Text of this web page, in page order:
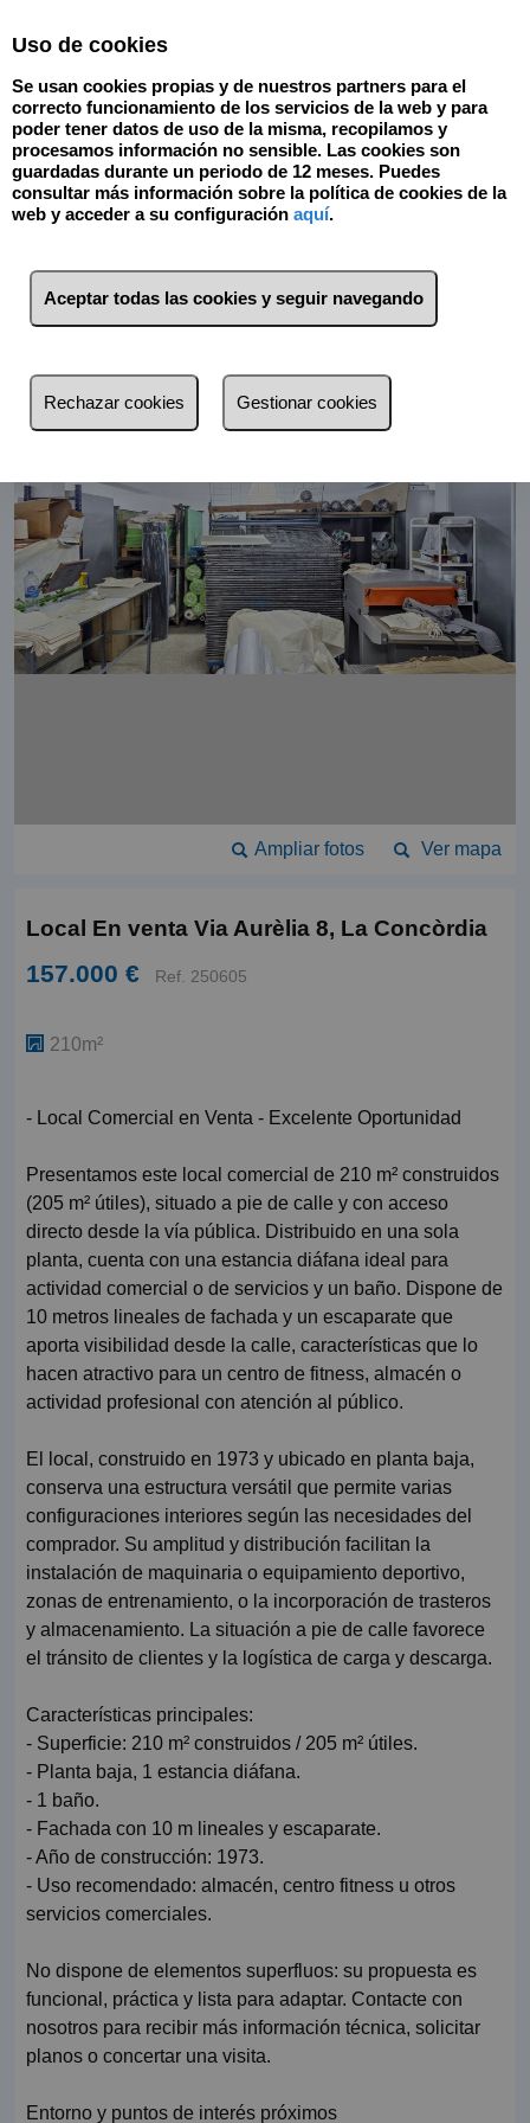
Ver mapa
Ampliar fotos
Local En venta Via Aurèlia 8, La Concòrdia
157.000 € Ref. 250605
210m²
- Local Comercial en Venta - Excelente Oportunidad
Presentamos este local comercial de 210 m² construidos
(205 m² útiles), situado a pie de calle y con acceso
directo desde la vía pública. Distribuido en una sola
planta, cuenta con una estancia diáfana ideal para
actividad comercial o de servicios y un baño. Dispone de
10 metros lineales de fachada y un escaparate que
aporta visibilidad desde la calle, características que lo
hacen atractivo para un centro de fitness, almacén o
actividad profesional con atención al público.
El local, construido en 1973 y ubicado en planta baja,
conserva una estructura versátil que permite varias
configuraciones interiores según las necesidades del
comprador. Su amplitud y distribución facilitan la
instalación de maquinaria o equipamiento deportivo,
zonas de entrenamiento, o la incorporación de trasteros
y almacenamiento. La situación a pie de calle favorece
el tránsito de clientes y la logística de carga y descarga.
Características principales:
- Superficie: 210 m² construidos / 205 m² útiles.
- Planta baja, 1 estancia diáfana.
- 1 baño.
- Fachada con 10 m lineales y escaparate.
- Año de construcción: 1973.
- Uso recomendado: almacén, centro fitness u otros
servicios comerciales.
No dispone de elementos superfluos: su propuesta es
funcional, práctica y lista para adaptar. Contacte con
nosotros para recibir más información técnica, solicitar
planos o concertar una visita.
Entorno y puntos de interés próximos
Uso de cookies
Se usan cookies propias y de nuestros partners para el
correcto funcionamiento de los servicios de la web y para
poder tener datos de uso de la misma, recopilamos y
procesamos información no sensible. Las cookies son
guardadas durante un periodo de 12 meses. Puedes
consultar más información sobre la política de cookies de la
web y acceder a su configuración aquí.
Aceptar todas las cookies y seguir navegando
Rechazar cookies Gestionar cookies